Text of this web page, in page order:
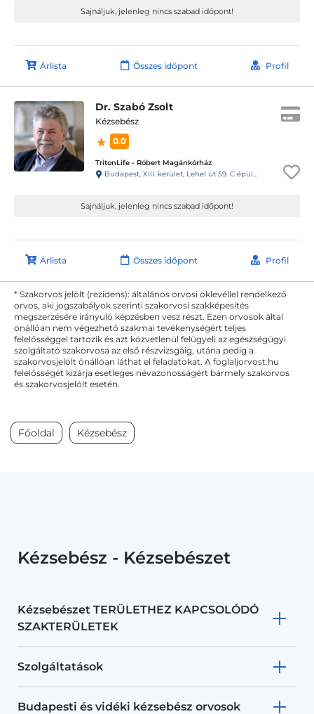
Sajnáljuk, jelenleg nincs szabad időpont!
Árlista Összes időpont Profil
Dr. Szabó Zsolt
Kézsebész
0.0
TritonLife - Róbert Magánkórház
Budapest, XIII. kerület, Lehel út 59. C épület
Sajnáljuk, jelenleg nincs szabad időpont!
Árlista Összes időpont Profil
* Szakorvos jelölt (rezidens): általános orvosi oklevéllel rendelkező
orvos, aki jogszabályok szerinti szakorvosi szakképesítés
megszerzésére irányuló képzésben vesz részt. Ezen orvosok által
önállóan nem végezhető szakmai tevékenységért teljes
felelősséggel tartozik és azt közvetlenül felügyeli az egészségügyi
szolgáltató szakorvosa az első részvizsgáig, utána pedig a
szakorvosjelölt önállóan láthat el feladatokat. A foglaljorvost.hu
felelősségét kizárja esetleges névazonosságért bármely szakorvos
és szakorvosjelölt esetén.
Főoldal Kézsebész
Kézsebész - Kézsebészet
Kézsebészet TERÜLETHEZ KAPCSOLÓDÓ
SZAKTERÜLETEK
Szolgáltatások
Budapesti és vidéki kézsebész orvosok